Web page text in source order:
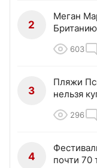
2
Меган
603
3
Пляжи
нельзя
296
4
почти 70